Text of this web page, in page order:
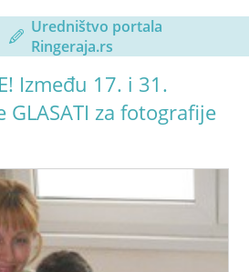
Uredništvo portala
Ringeraja.rs
Između 17. i 31.
za fotografije